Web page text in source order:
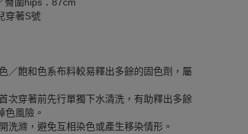
穿著S號
／飽和色系布料較易釋出多餘的固色劑，屬
次穿著前先行單獨下水清洗，有助釋出多餘
色風險。
洗滌，避免互相染色或產生移染情形。